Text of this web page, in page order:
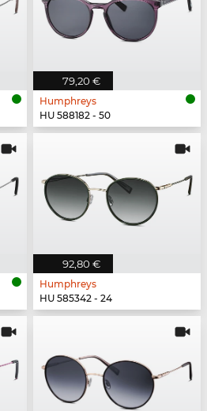
79,20 €
Humphreys
HU 588182 - 50
92,80 €
Humphreys
HU 585342 - 24